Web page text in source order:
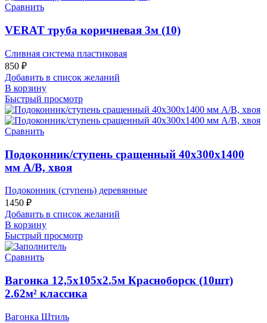
Сравнить
VERAT труба коричневая 3м (10)
Сливная система пластиковая
850 ₽
Добавить в список желаний
В корзину
Быстрый просмотр
Сравнить
Подоконник/ступень сращенный 40х300х1400
мм А/В, хвоя
Подоконник (ступень) деревянные
1450 ₽
Добавить в список желаний
В корзину
Быстрый просмотр
Сравнить
Вагонка 12,5х105х2.5м Красноборск (10шт)
2.62м² классика
Вагонка Штиль